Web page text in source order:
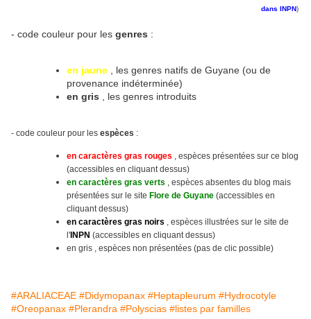
dans INPN)
- code couleur pour les genres :
en jaune
, les genres natifs de Guyane (ou de
provenance indéterminée)
en gris
, les genres introduits
- code couleur pour les espèces :
en caractères gras rouges , espèces présentées sur ce blog
(accessibles en cliquant dessus)
en caractères gras verts , espèces absentes du blog mais
présentées sur le site Flore de Guyane (accessibles en
cliquant dessus)
en caractères gras noirs , espèces illustrées sur le site de
l' INPN (accessibles en cliquant dessus)
en gris , espèces non présentées (pas de clic possible)
#ARALIACEAE #Didymopanax #Heptapleurum #Hydrocotyle
#Oreopanax #Plerandra #Polyscias #listes par familles